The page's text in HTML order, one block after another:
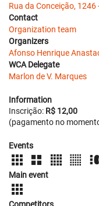
Rua da Conceição, 1246
Contact
Organization team
Organizers
Afonso Henrique
WCA Delegate
Marlon de V. Marques
Information
Inscrição: R$ 12,00
(pagamento no
Events
Main event